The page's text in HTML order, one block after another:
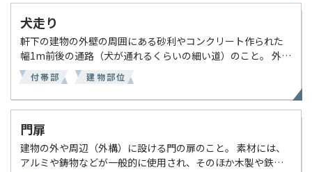
犬走り
軒下の建物の外壁の周囲にある砂利やコンクリート作られた
幅1m前後の通路（犬が通れるくらいの細い道）のこと。 外壁
への水はねや泥はねを防止するためや、雨水が建物に浸透し
ないよう設けられている。ほかにも、「歩きやすくなる」や
[…]
付帯部 建物部位
門扉
建物の外や周辺（外構）に設ける門の扉のこと。 素材には、
アルミや鋳物などが一般的に使用され、そのほか木製や鉄製